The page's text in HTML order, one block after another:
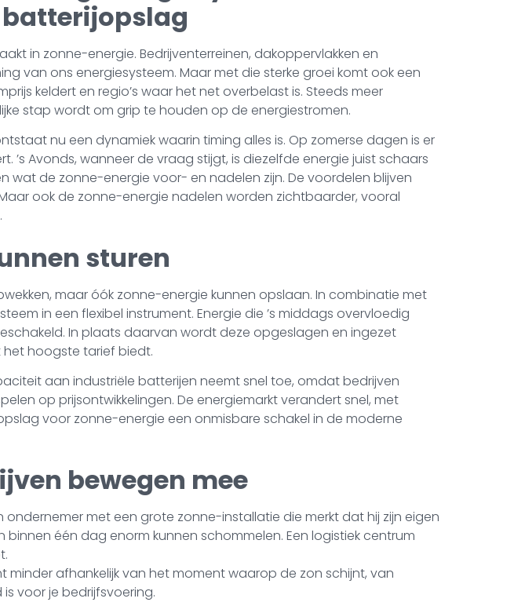
in zonne-energie. Bedrijventerreinen, dakoppervlakken en
van ons energiesysteem. Maar met die sterke groei komt ook een
keldert en regio’s waar het net overbelast is. Steeds meer
stap wordt om grip te houden op de energiestromen.
nu een dynamiek waarin timing alles is. Op zomerse dagen is er
Avonds, wanneer de vraag stijgt, is diezelfde energie juist schaars
wat de zonne-energie voor- en nadelen zijn. De voordelen blijven
ook de zonne-energie nadelen worden zichtbaarder, vooral
sturen
maar óók zonne-energie kunnen opslaan. In combinatie met
in een flexibel instrument. Energie die ’s middags overvloedig
In plaats daarvan wordt deze opgeslagen en ingezet
hoogste tarief biedt.
aan industriële batterijen neemt snel toe, omdat bedrijven
op prijsontwikkelingen. De energiemarkt verandert snel, met
voor zonne-energie een onmisbare schakel in de moderne
bewegen mee
met een grote zonne-installatie die merkt dat hij zijn eigen
één dag enorm kunnen schommelen. Een logistiek centrum
afhankelijk van het moment waarop de zon schijnt, van
voor je bedrijfsvoering.